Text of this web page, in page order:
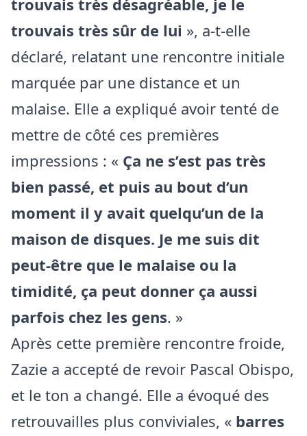
trouvais très désagréable, je le
trouvais très sûr de lui », a-t-elle
déclaré, relatant une rencontre initiale
marquée par une distance et un
malaise. Elle a expliqué avoir tenté de
mettre de côté ces premières
impressions : « Ça ne s’est pas très
bien passé, et puis au bout d’un
moment il y avait quelqu’un de la
maison de disques. Je me suis dit
peut-être que le malaise ou la
timidité, ça peut donner ça aussi
parfois chez les gens. »
Après cette première rencontre froide,
Zazie a accepté de revoir Pascal Obispo,
et le ton a changé. Elle a évoqué des
retrouvailles plus conviviales, « barres